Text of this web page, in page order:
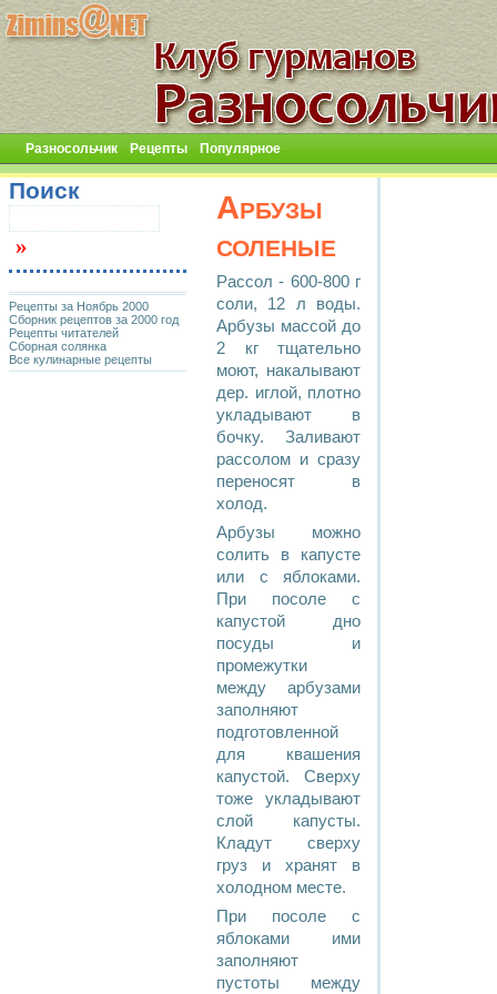
Разносольчик Рецепты Популярное
Арбузы
соленые
Рассол - 600-800 г
соли, 12 л воды.
Арбузы массой до
2 кг тщательно
моют, накалывают
дер. иглой, плотно
укладывают в
бочку. Заливают
рассолом и сразу
переносят в
холод.
Арбузы можно
солить в капусте
или с яблоками.
При посоле с
капустой дно
посуды и
промежутки
между арбузами
заполняют
подготовленной
для квашения
капустой. Сверху
тоже укладывают
слой капусты.
Кладут сверху
груз и хранят в
холодном месте.
При посоле с
яблоками ими
заполняют
пустоты между
Поиск
Рецепты за Ноябрь 2000
Сборник рецептов за 2000 год
Рецепты читателей
Сборная солянка
Все кулинарные рецепты